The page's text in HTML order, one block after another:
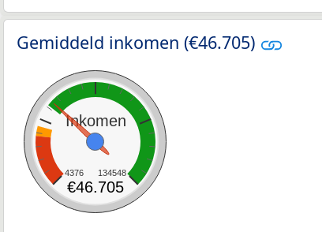
Gemiddeld inkomen (€46.705)
Inkomen
4376 134548
€46.705